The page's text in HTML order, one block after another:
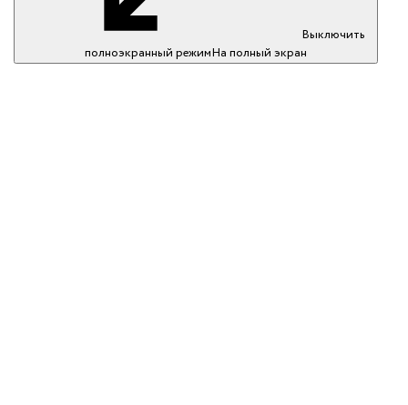
Выключить
полноэкранный режимНа полный экран